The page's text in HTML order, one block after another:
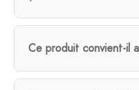
Ce produit convient-il